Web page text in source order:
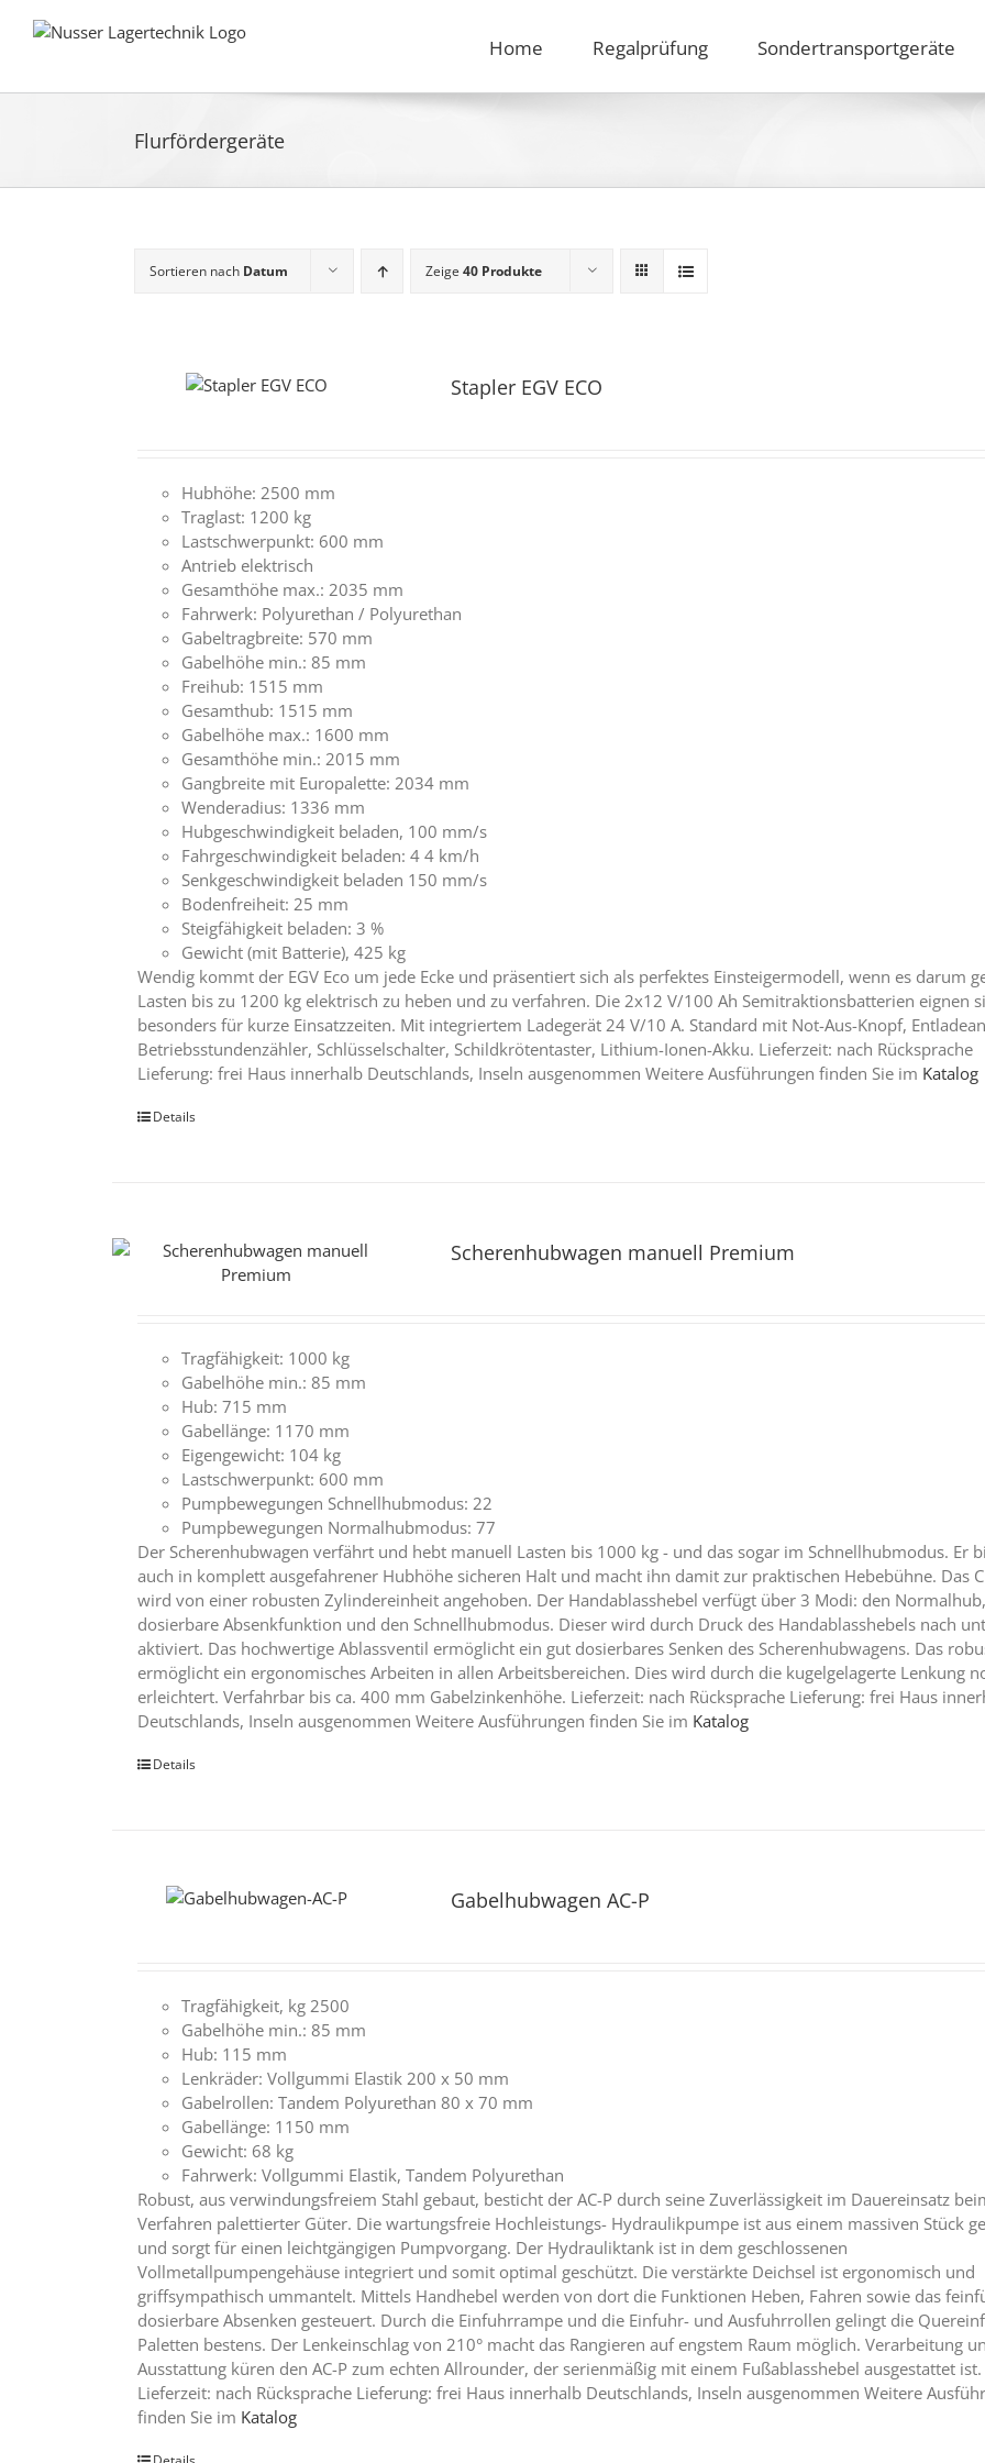
Inhalt
Home Regalprüfung Sondertransportgeräte
Flurfördergeräte
Sortieren nach Datum Zeige 40 Produkte
Stapler EGV ECO
Hubhöhe: 2500 mm
Traglast: 1200 kg
Lastschwerpunkt: 600 mm
Antrieb elektrisch
Gesamthöhe max.: 2035 mm
Fahrwerk: Polyurethan / Polyurethan
Gabeltragbreite: 570 mm
Gabelhöhe min.: 85 mm
Freihub: 1515 mm
Gesamthub: 1515 mm
Gabelhöhe max.: 1600 mm
Gesamthöhe min.: 2015 mm
Gangbreite mit Europalette: 2034 mm
Wenderadius: 1336 mm
Hubgeschwindigkeit beladen, 100 mm/s
Fahrgeschwindigkeit beladen: 4 4 km/h
Senkgeschwindigkeit beladen 150 mm/s
Bodenfreiheit: 25 mm
Steigfähigkeit beladen: 3 %
Gewicht (mit Batterie), 425 kg
Wendig kommt der EGV Eco um jede Ecke und präsentiert sich als perfektes Einsteigermodell, wenn es darum
Lasten bis zu 1200 kg elektrisch zu heben und zu verfahren. Die 2x12 V/100 Ah Semitraktionsbatterien eignen
besonders für kurze Einsatzzeiten. Mit integriertem Ladegerät 24 V/10 A. Standard mit Not-Aus-Knopf,
Betriebsstundenzähler, Schlüsselschalter, Schildkrötentaster, Lithium-Ionen-Akku. Lieferzeit: nach Rücksprache
Lieferung: frei Haus innerhalb Deutschlands, Inseln ausgenommen Weitere Ausführungen finden Sie im Katalog
Details
Scherenhubwagen manuell Premium
Tragfähigkeit: 1000 kg
Gabelhöhe min.: 85 mm
Hub: 715 mm
Gabellänge: 1170 mm
Eigengewicht: 104 kg
Lastschwerpunkt: 600 mm
Pumpbewegungen Schnellhubmodus: 22
Pumpbewegungen Normalhubmodus: 77
Der Scherenhubwagen verfährt und hebt manuell Lasten bis 1000 kg - und das sogar im Schnellhubmodus. Er
auch in komplett ausgefahrener Hubhöhe sicheren Halt und macht ihn damit zur praktischen Hebebühne. Das
wird von einer robusten Zylindereinheit angehoben. Der Handablasshebel verfügt über 3 Modi: den
dosierbare Absenkfunktion und den Schnellhubmodus. Dieser wird durch Druck des Handablasshebels nach
aktiviert. Das hochwertige Ablassventil ermöglicht ein gut dosierbares Senken des Scherenhubwagens. Das
ermöglicht ein ergonomisches Arbeiten in allen Arbeitsbereichen. Dies wird durch die kugelgelagerte Lenkung
erleichtert. Verfahrbar bis ca. 400 mm Gabelzinkenhöhe. Lieferzeit: nach Rücksprache Lieferung: frei Haus
Deutschlands, Inseln ausgenommen Weitere Ausführungen finden Sie im Katalog
Details
Gabelhubwagen AC-P
Tragfähigkeit, kg 2500
Gabelhöhe min.: 85 mm
Hub: 115 mm
Lenkräder: Vollgummi Elastik 200 x 50 mm
Gabelrollen: Tandem Polyurethan 80 x 70 mm
Gabellänge: 1150 mm
Gewicht: 68 kg
Fahrwerk: Vollgummi Elastik, Tandem Polyurethan
Robust, aus verwindungsfreiem Stahl gebaut, besticht der AC-P durch seine Zuverlässigkeit im Dauereinsatz
Verfahren palettierter Güter. Die wartungsfreie Hochleistungs- Hydraulikpumpe ist aus einem massiven Stück
und sorgt für einen leichtgängigen Pumpvorgang. Der Hydrauliktank ist in dem geschlossenen
Vollmetallpumpengehäuse integriert und somit optimal geschützt. Die verstärkte Deichsel ist ergonomisch und
griffsympathisch ummantelt. Mittels Handhebel werden von dort die Funktionen Heben, Fahren sowie das
dosierbare Absenken gesteuert. Durch die Einfuhrrampe und die Einfuhr- und Ausfuhrrollen gelingt die
Paletten bestens. Der Lenkeinschlag von 210° macht das Rangieren auf engstem Raum möglich. Verarbeitung
Ausstattung küren den AC-P zum echten Allrounder, der serienmäßig mit einem Fußablasshebel ausgestattet ist.
Lieferzeit: nach Rücksprache Lieferung: frei Haus innerhalb Deutschlands, Inseln ausgenommen Weitere
finden Sie im Katalog